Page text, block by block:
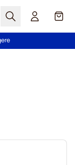
Cautare Coș
249,00 Lei